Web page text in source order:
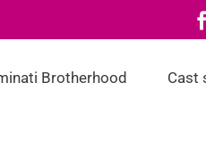
Brotherhood Cast